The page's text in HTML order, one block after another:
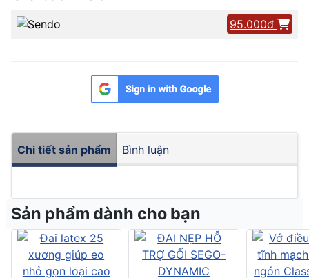
95.000đ
Chi tiết sản phẩm Bình luận
Sản phẩm dành cho bạn